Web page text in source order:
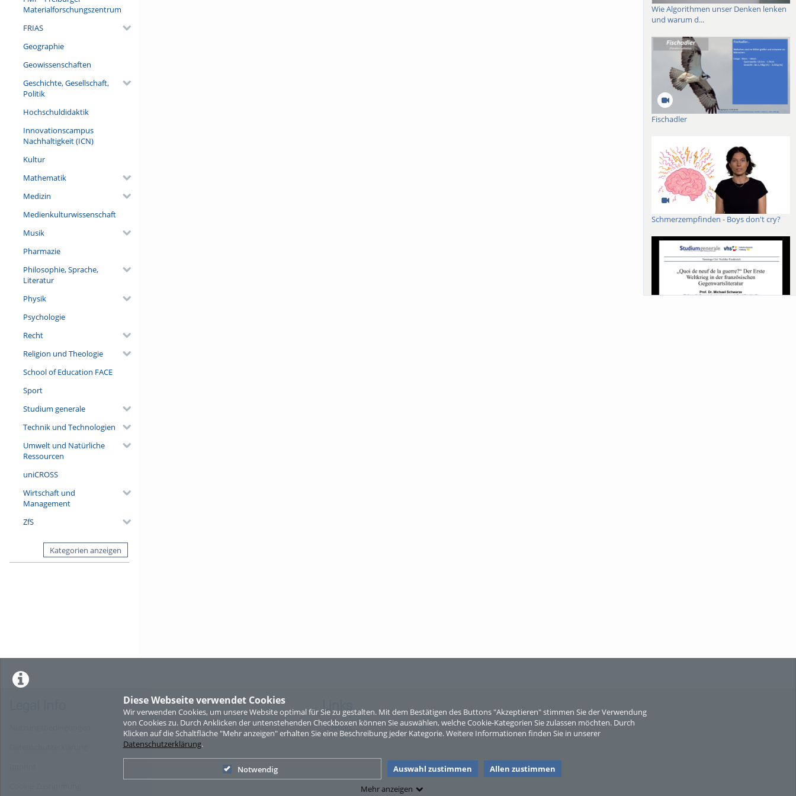
Diese Webseite verwendet Cookies
Wir verwenden Cookies, um unsere Website optimal für Sie zu gestalten. Mit dem Bestätigen des Buttons "Akzeptieren" stimmen Sie der Verwendung
von Cookies zu. Durch Anklicken der untenstehenden Checkboxen können Sie auswählen, welche Cookie-Kategorien Sie zulassen möchten. Durch
Klicken auf die Schaltfläche "Mehr anzeigen" erhalten Sie eine Beschreibung jeder Kategorie. Weitere Informationen finden Sie in unserer
Datenschutzerklärung.
Notwendig Auswahl zustimmen
Allen zustimmen
Mehr anzeigen
Materialforschungszentrum
FRIAS
Geographie
Geowissenschaften
Geschichte, Gesellschaft,
Politik
Hochschuldidaktik
Innovationscampus
Nachhaltigkeit (ICN)
Kultur
Mathematik
Medizin
Medienkulturwissenschaft
Musik
Pharmazie
Philosophie, Sprache,
Literatur
Physik
Psychologie
Recht
Religion und Theologie
School of Education FACE
Sport
Studium generale
Technik und Technologien
Umwelt und Natürliche
Ressourcen
uniCROSS
Wirtschaft und
Management
ZfS
Kategorien anzeigen
Wie Algorithmen unser Denken lenken
und warum d...
Fischadler
Schmerzempfinden - Boys don't cry?
Links
Sitemap